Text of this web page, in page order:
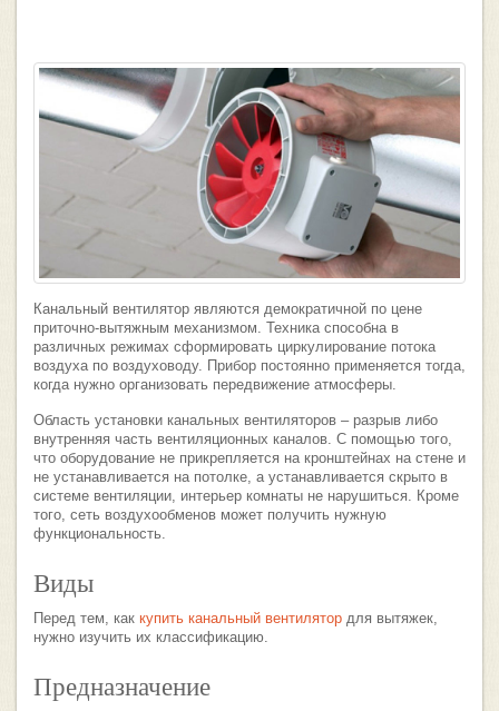
Канальный вентилятор являются демократичной по цене
приточно-вытяжным механизмом. Техника способна в
различных режимах сформировать циркулирование потока
воздуха по воздуховоду. Прибор постоянно применяется тогда,
когда нужно организовать передвижение атмосферы.
Область установки канальных вентиляторов – разрыв либо
внутренняя часть вентиляционных каналов. С помощью того,
что оборудование не прикрепляется на кронштейнах на стене и
не устанавливается на потолке, а устанавливается скрыто в
системе вентиляции, интерьер комнаты не нарушиться. Кроме
того, сеть воздухообменов может получить нужную
функциональность.
Виды
Перед тем, как купить канальный вентилятор для вытяжек,
нужно изучить их классификацию.
Предназначение